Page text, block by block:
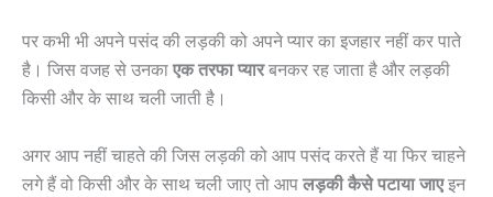
पर कभी भी अपने पसंद की लड़की को अपने प्यार का इजहार नहीं कर पाते
है। जिस वजह से उनका एक तरफा प्यारबनकर रह जाता है और लड़की
किसी और के साथ चली जाती है।
अगर आप नहीं चाहते की जिस लड़की को आप पसंद करते हैं या फिर चाहने
लगे हैं वो किसी और के साथ चली जाए तो आप लड़की कैसे पटाया जाएइन